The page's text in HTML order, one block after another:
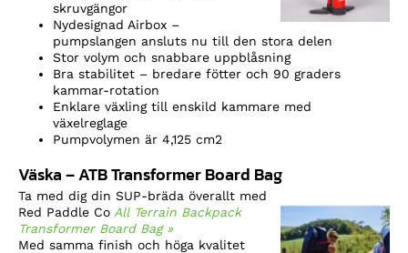
skruvgängor
Nydesignad Airbox –
pumpslangen ansluts nu till den stora delen
Stor volym och snabbare uppblåsning
Bra stabilitet – bredare fötter och 90 graders
kammar-rotation
Enklare växling till enskild kammare med
växelreglage
Pumpvolymen är 4,125 cm2
Väska – ATB Transformer Board Bag
Ta med dig din SUP-bräda överallt med
Red Paddle Co All Terrain Backpack
Transformer Board Bag »
Med samma finish och höga kvalitet